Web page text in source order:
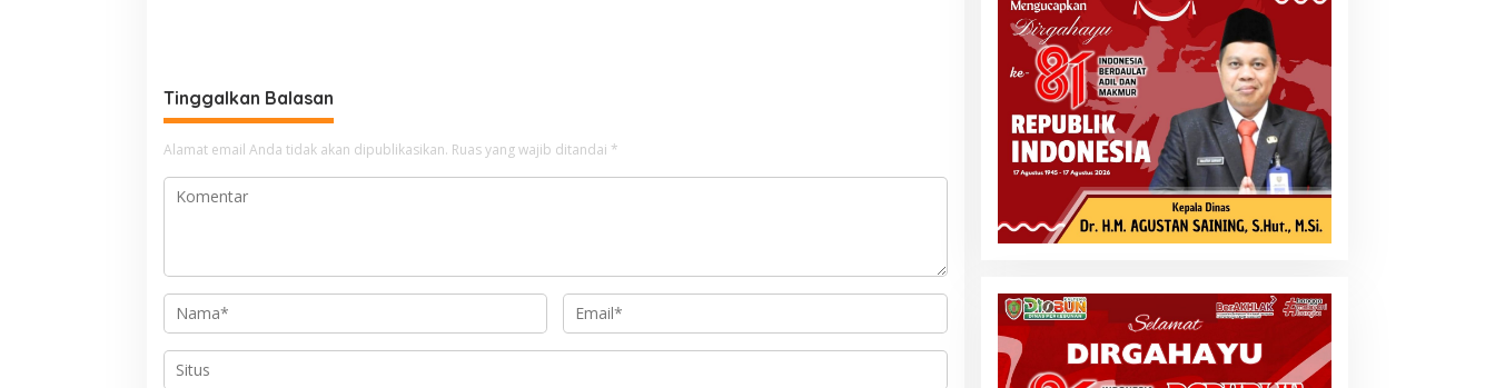
Tinggalkan Balasan
Alamat email Anda tidak akan dipublikasikan. Ruas yang wajib ditandai *